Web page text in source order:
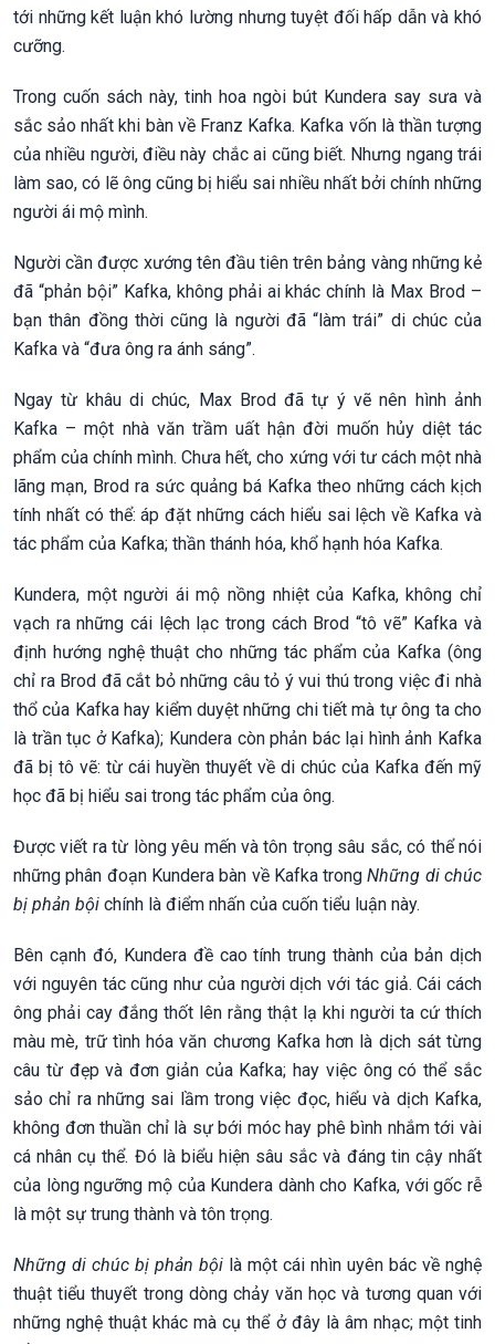
tới những kết luận khó lường nhưng tuyệt đối hấp dẫn và khó
cưỡng.
Trong cuốn sách này, tinh hoa ngòi bút Kundera say sưa và
sắc sảo nhất khi bàn về Franz Kafka. Kafka vốn là thần tượng
của nhiều người, điều này chắc ai cũng biết. Nhưng ngang trái
làm sao, có lẽ ông cũng bị hiểu sai nhiều nhất bởi chính những
người ái mộ mình.
Người cần được xướng tên đầu tiên trên bảng vàng những kẻ
đã “phản bội” Kafka, không phải ai khác chính là Max Brod –
bạn thân đồng thời cũng là người đã “làm trái” di chúc của
Kafka và “đưa ông ra ánh sáng”.
Ngay từ khâu di chúc, Max Brod đã tự ý vẽ nên hình ảnh
Kafka – một nhà văn trầm uất hận đời muốn hủy diệt tác
phẩm của chính mình. Chưa hết, cho xứng với tư cách một nhà
lãng mạn, Brod ra sức quảng bá Kafka theo những cách kịch
tính nhất có thể: áp đặt những cách hiểu sai lệch về Kafka và
tác phẩm của Kafka; thần thánh hóa, khổ hạnh hóa Kafka.
Kundera, một người ái mộ nồng nhiệt của Kafka, không chỉ
vạch ra những cái lệch lạc trong cách Brod “tô vẽ” Kafka và
định hướng nghệ thuật cho những tác phẩm của Kafka (ông
chỉ ra Brod đã cắt bỏ những câu tỏ ý vui thú trong việc đi nhà
thổ của Kafka hay kiểm duyệt những chi tiết mà tự ông ta cho
là trần tục ở Kafka); Kundera còn phản bác lại hình ảnh Kafka
đã bị tô vẽ: từ cái huyền thuyết về di chúc của Kafka đến mỹ
học đã bị hiểu sai trong tác phẩm của ông.
Được viết ra từ lòng yêu mến và tôn trọng sâu sắc, có thể nói
những phân đoạn Kundera bàn về Kafka trongNhững di chúc
bị phản bội chính là điểm nhấn của cuốn tiểu luận này.
Bên cạnh đó, Kundera đề cao tính trung thành của bản dịch
với nguyên tác cũng như của người dịch với tác giả. Cái cách
ông phải cay đắng thốt lên rằng thật lạ khi người ta cứ thích
màu mè, trữ tình hóa văn chương Kafka hơn là dịch sát từng
câu từ đẹp và đơn giản của Kafka; hay việc ông có thể sắc
sảo chỉ ra những sai lầm trong việc đọc, hiểu và dịch Kafka,
không đơn thuần chỉ là sự bới móc hay phê bình nhắm tới vài
cá nhân cụ thể. Đó là biểu hiện sâu sắc và đáng tin cậy nhất
của lòng ngưỡng mộ của Kundera dành cho Kafka, với gốc rễ
là một sự trung thành và tôn trọng.
Những di chúc bị phản bội là một cái nhìn uyên bác về nghệ
thuật tiểu thuyết trong dòng chảy văn học và tương quan với
những nghệ thuật khác mà cụ thể ở đây là âm nhạc; một tinh